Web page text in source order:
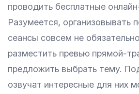
проводить бесплатные
Разумеется, организовывать
сеансы совсем не
разместить превью прямой-
предложить выбрать тему.
озвучат интересные для них